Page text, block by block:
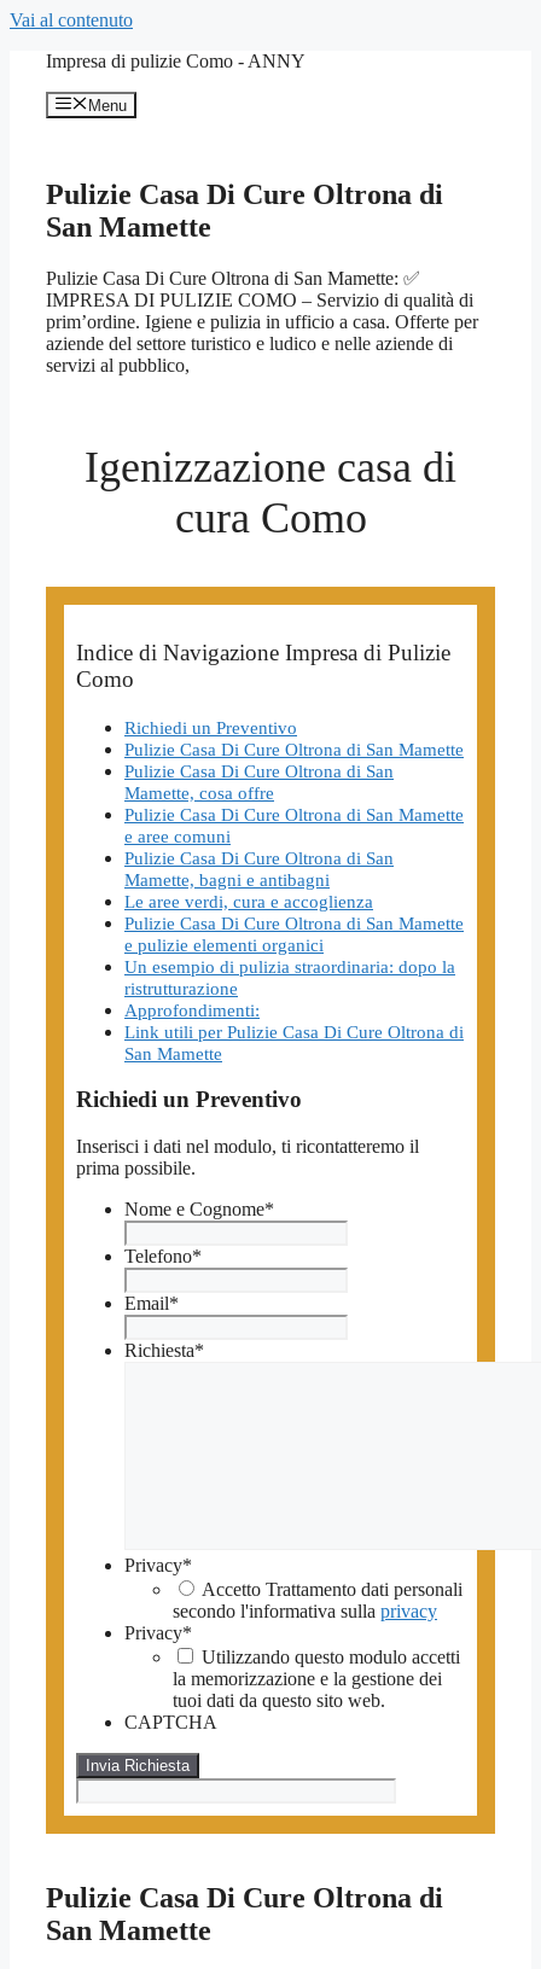
Vai al contenuto
Impresa di pulizie Como - ANNY
Menu
Pulizie Casa Di Cure Oltrona di
San Mamette
Pulizie Casa Di Cure Oltrona di San Mamette: ✅
IMPRESA DI PULIZIE COMO – Servizio di qualità di
prim’ordine. Igiene e pulizia in ufficio a casa. Offerte per
aziende del settore turistico e ludico e nelle aziende di
servizi al pubblico,
Igenizzazione casa di
cura Como
Indice di Navigazione Impresa di Pulizie
Como
Richiedi un Preventivo
Pulizie Casa Di Cure Oltrona di San Mamette
Pulizie Casa Di Cure Oltrona di San
Mamette, cosa offre
Pulizie Casa Di Cure Oltrona di San Mamette
e aree comuni
Pulizie Casa Di Cure Oltrona di San
Mamette, bagni e antibagni
Le aree verdi, cura e accoglienza
Pulizie Casa Di Cure Oltrona di San Mamette
e pulizie elementi organici
Un esempio di pulizia straordinaria: dopo la
ristrutturazione
Approfondimenti:
Link utili per Pulizie Casa Di Cure Oltrona di
San Mamette
Richiedi un Preventivo
Inserisci i dati nel modulo, ti ricontatteremo il
prima possibile.
Nome e Cognome*
Telefono*
Email*
Richiesta*
Privacy*
Accetto Trattamento dati personali
secondo l'informativa sulla privacy
Privacy*
Utilizzando questo modulo accetti
la memorizzazione e la gestione dei
tuoi dati da questo sito web.
CAPTCHA
Pulizie Casa Di Cure Oltrona di
San Mamette